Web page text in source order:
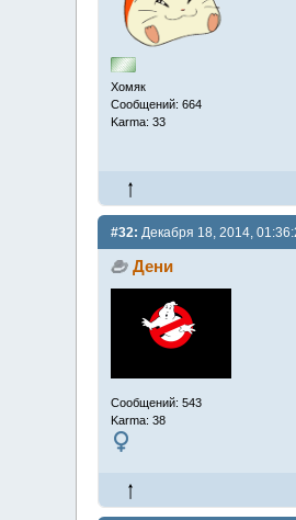
Хомяк
Сообщений: 664
Karma: 33
#32: Декабря 18, 2014,
Дени
Сообщений: 543
Karma: 38